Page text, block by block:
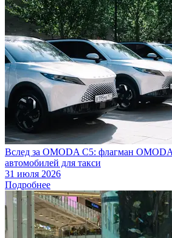
Вслед за OMODA C5: флагман
автомобилей для такси
31 июля 2026
Подробнее